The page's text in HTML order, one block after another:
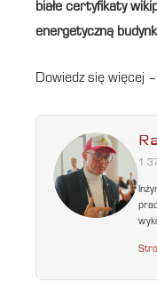
białe certyfikaty
energetyczną
Dowiedz się więcej
1